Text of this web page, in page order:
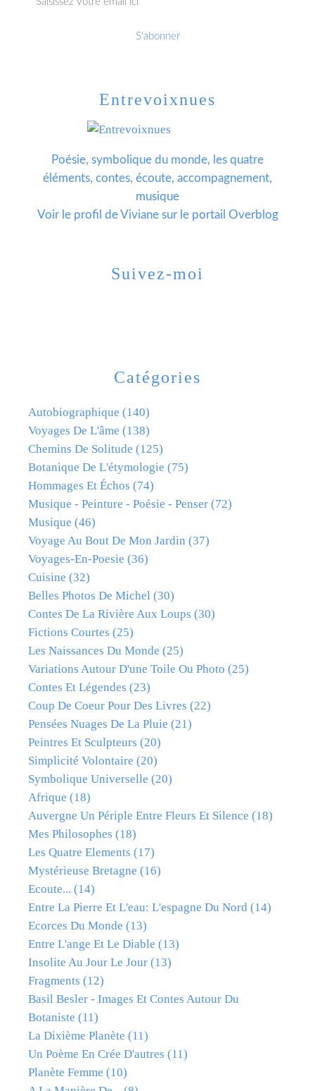
Catégories
Autobiographique (140)
Voyages De L'âme (138)
Chemins De Solitude (125)
Botanique De L'étymologie (75)
Hommages Et Échos (74)
Musique - Peinture - Poésie - Penser (72)
Musique (46)
Voyage Au Bout De Mon Jardin (37)
Voyages-En-Poesie (36)
Cuisine (32)
Belles Photos De Michel (30)
Contes De La Rivière Aux Loups (30)
Fictions Courtes (25)
Les Naissances Du Monde (25)
Variations Autour D'une Toile Ou Photo (25)
Contes Et Légendes (23)
Coup De Coeur Pour Des Livres (22)
Pensées Nuages De La Pluie (21)
Peintres Et Sculpteurs (20)
Simplicité Volontaire (20)
Symbolique Universelle (20)
Afrique (18)
Auvergne Un Périple Entre Fleurs Et Silence (18)
Mes Philosophes (18)
Les Quatre Elements (17)
Mystérieuse Bretagne (16)
Ecoute... (14)
Entre La Pierre Et L'eau: L'espagne Du Nord (14)
Ecorces Du Monde (13)
Entre L'ange Et Le Diable (13)
Insolite Au Jour Le Jour (13)
Fragments (12)
Basil Besler - Images Et Contes Autour Du
Botaniste (11)
La Dixième Planète (11)
Un Poème En Crée D'autres (11)
Planète Femme (10)
Entrevoixnues
Poésie, symbolique du monde, les quatre
éléments, contes, écoute, accompagnement,
musique
Voir le profil deVivianesur le portail Overblog
Suivez-moi